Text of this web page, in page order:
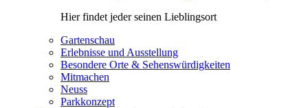
Hier findet jeder seinen Lieblingsort
Gartenschau
Erlebnisse und Ausstellung
Besondere Orte & Sehenswürdigkeiten
Mitmachen
Neuss
Parkkonzept